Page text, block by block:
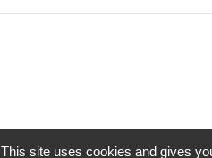
This site uses cookies and gives